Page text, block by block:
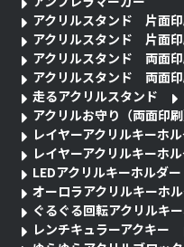
アクリルスタンド 片面
アクリルスタンド 片面
アクリルスタンド 両面
アクリルスタンド 両面
走るアクリルスタンド
アクリルお守り（両面印刷
レイヤーアクリルキーホ
レイヤーアクリルキーホ
LEDアクリルキーホルダー
オーロラアクリルキーホ
ぐるぐる回転アクリルキ
レンチキュラーアクキー